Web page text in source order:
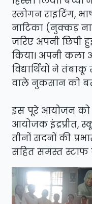
स्लोगन राइटिंग,
नाटिका (नुक्कड़
जरिए अपनी छिपी
किया। अपनी कला
विद्यार्थियों ने
वाले नुकसान को
इस पूरे आयोजन को
आयोजक इंद्रप्रीत,
तीनों सदनों की
सहित समस्त स्टाफ